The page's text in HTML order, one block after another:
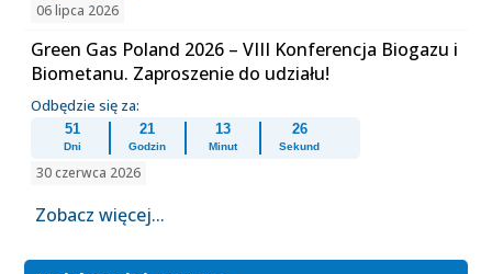
06 lipca 2026
Green Gas Poland 2026 – VIII Konferencja Biogazu i
Biometanu. Zaproszenie do udziału!
Odbędzie się za:
51
Dni
21
Godzin
13
Minut
26
Sekund
30 czerwca 2026
Zobacz więcej...